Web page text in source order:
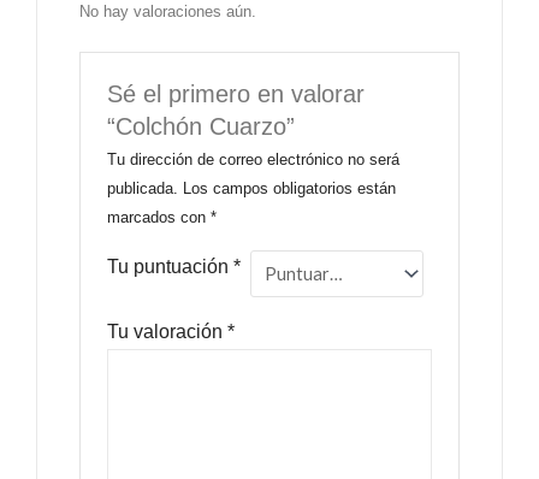
No hay valoraciones aún.
Sé el primero en valorar
“Colchón Cuarzo”
Tu dirección de correo electrónico no será
publicada. Los campos obligatorios están
marcados con *
Tu puntuación *
Tu valoración *